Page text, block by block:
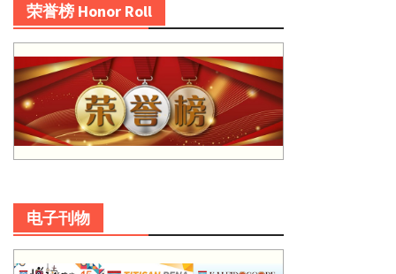
荣誉榜 Honor Roll
电子刊物